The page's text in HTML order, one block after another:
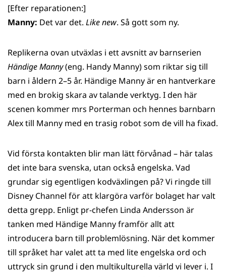
[Efter reparationen:]
Manny: Det var det. Like new. Så gott som ny.
Replikerna ovan utväxlas i ett avsnitt av barnserien
Händige Manny(eng. Handy Manny) som riktar sig till
barn i åldern 2–5 år. Händige Manny är en hantverkare
med en brokig skara av talande verktyg. I den här
scenen kommer mrs Porterman och hennes barnbarn
Alex till Manny med en trasig robot som de vill ha fixad.
Vid första kontakten blir man lätt förvånad – här talas
det inte bara svenska, utan också engelska. Vad
grundar sig egentligen kodväxlingen på? Vi ringde till
Disney Channel för att klargöra varför bolaget har valt
detta grepp. Enligt pr-chefen Linda Andersson är
tanken med Händige Manny framför allt att
introducera barn till problemlösning. När det kommer
till språket har valet att ta med lite engelska ord och
uttryck sin grund i den multikulturella värld vi lever i. I